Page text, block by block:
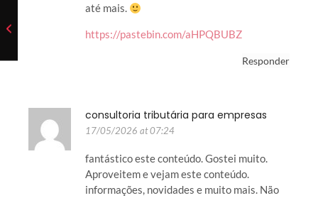
até mais.
https://pastebin.com/aHPQBUBZ
Responder
consultoria tributária para empresas
17/05/2026 at 07:24
fantástico este conteúdo. Gostei muito.
Aproveitem e vejam este conteúdo.
informações, novidades e muito mais. Não